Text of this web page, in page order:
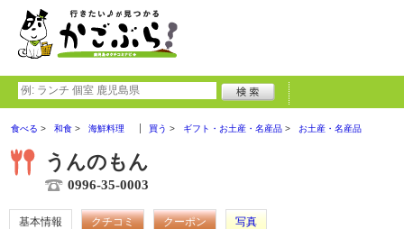
食べる 和食 海鮮料理 買う ギフト・お土産・名産品 お土産・名産品
うんのもん
0996-35-0003
基本情報 クチコミ クーポン
写真